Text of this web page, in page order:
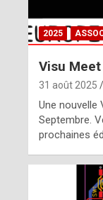
2025
Visu
31 août 2025
Une nouvelle
Septembre.
prochaines